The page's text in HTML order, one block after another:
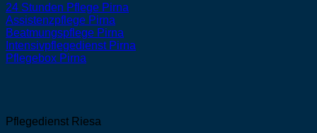
24 Stunden Pflege Pirna
Assistenzpflege Pirna
Beatmungspflege Pirna
Intensivpflegedienst Pirna
Pflegebox Pirna
Pflegedienst Riesa